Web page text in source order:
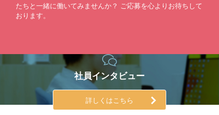
たちと一緒に働いてみませんか？ ご応募を心よりお待ちして
おります。
社員インタビュー
詳しくはこちら